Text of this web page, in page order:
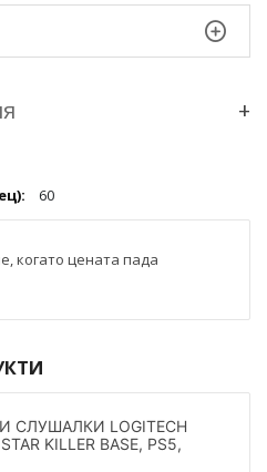
+
60
когато цената пада
СЛУШАЛКИ LOGITECH
KILLER BASE, PS5,